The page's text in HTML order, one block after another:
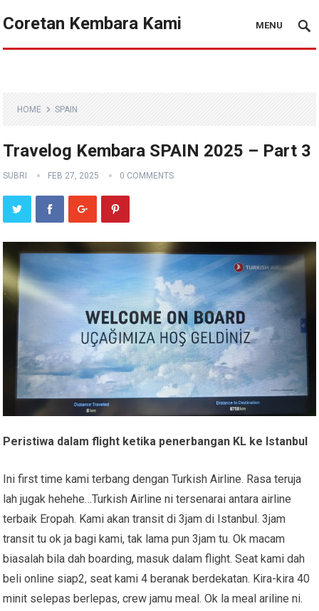
Coretan Kembara Kami MENU
HOME SPAIN
Travelog Kembara SPAIN 2025 – Part 3
SUBRI FEB 27, 2025 0 COMMENTS
Peristiwa dalam flight ketika penerbangan KL ke Istanbul
Ini first time kami terbang dengan Turkish Airline. Rasa teruja
lah jugak hehehe…Turkish Airline ni tersenarai antara airline
terbaik Eropah. Kami akan transit di 3jam di Istanbul. 3jam
transit tu ok ja bagi kami, tak lama pun 3jam tu. Ok macam
biasalah bila dah boarding, masuk dalam flight. Seat kami dah
beli online siap2, seat kami 4 beranak berdekatan. Kira-kira 40
minit selepas berlepas, crew jamu meal. Ok la meal ariline ni.